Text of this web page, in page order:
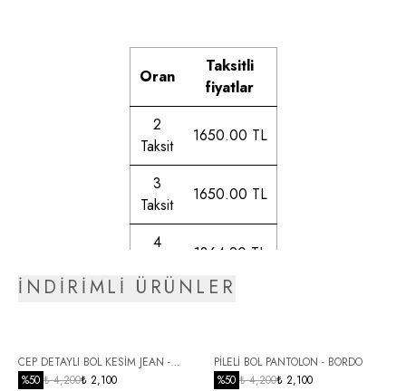
Oran
Taksitli
fiyatlar
2
Taksit
1650.00 TL
3
Taksit
1650.00 TL
4
1864.20 TL
6
1940.95 TL
İNDİRİMLİ ÜRÜNLER
CEP DETAYLI BOL KESİM JEAN -
SİYAH
%50 ₺ 4,200₺ 2,100
PİLELİ BOL PANTOLON - BORDO
%50 ₺ 4,200₺ 2,100